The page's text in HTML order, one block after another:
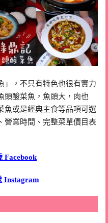
」，不只有特色也很有實力
頭酸菜魚，魚頭大，肉也
魚或是經典主食等品項可選
營業時間、完整菜單價目表
Facebook
Instagram